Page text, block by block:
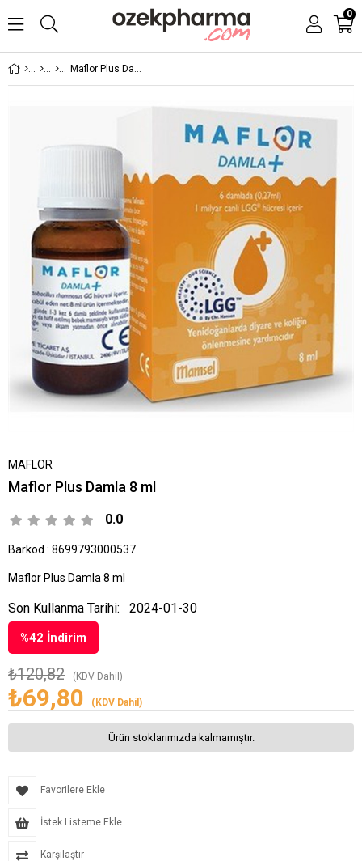
0
Maflor Plus Damla 8 ml
MAFLOR
Maflor Plus Damla 8 ml
0.0
Barkod : 8699793000537
Maflor Plus Damla 8 ml
%42 İndirim
₺120,82 (KDV Dahil)
₺69,80 (KDV Dahil)
Son Kullanma Tarihi: 2024-01-30
Ürün stoklarımızda kalmamıştır.
Favorilere Ekle
İstek Listeme Ekle
Karşılaştır